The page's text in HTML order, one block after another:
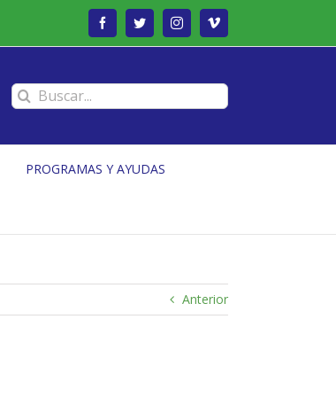
FacebookTwitterInstagramVimeo
Buscar:
PROGRAMAS Y AYUDAS
Anterior